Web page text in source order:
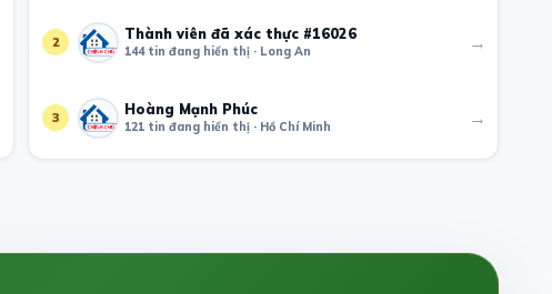
2 Thành viên đã xác thực #16026
144 tin đang hiển thị · Long An →
3 Hoàng Mạnh Phúc
121 tin đang hiển thị · Hồ Chí Minh →